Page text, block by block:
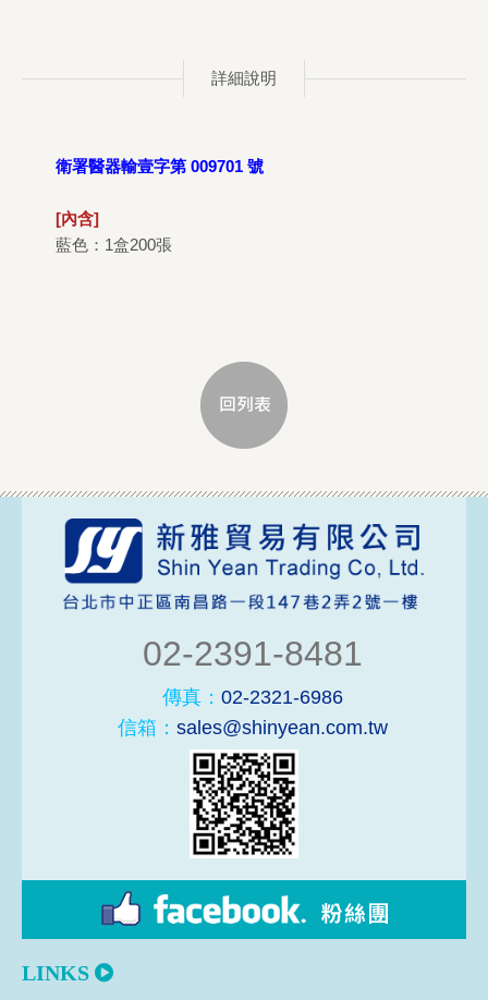
詳細說明
衛署醫器輸壹字第 009701 號
[內含]
藍色：1盒200張
02-2391-8481
傳真： 02-2321-6986
信箱： sales@shinyean.com.tw
LINKS